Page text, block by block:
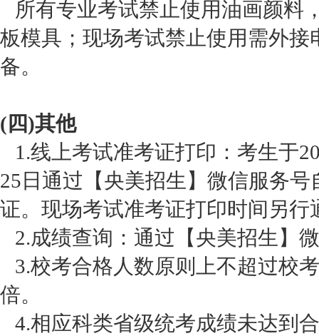
所有专业考试禁止使用油画颜料
板模具；现场考试禁止使用需外
备。
(四)其他
1.线上考试准考证打印：考生于
25日通过【央美招生】微信服务
证。现场考试准考证打印时间另行
2.成绩查询：通过【央美招生】
3.校考合格人数原则上不超过校
倍。
4.相应科类省级统考成绩未达到